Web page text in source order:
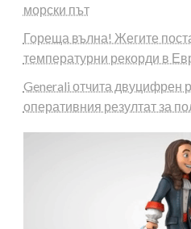
морски път
Гореща вълна! Жегите
температурни рекорди в
Generali отчита двуцифрен
оперативния резултат за